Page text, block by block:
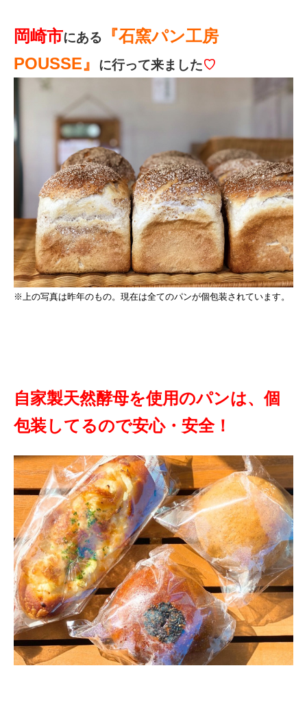
岡崎市にある
『石窯パン工房
POUSSE』
に行って来ました♡
※上の写真は昨年のもの。現在は全てのパンが個包装されています。
自家製天然酵母を使用のパンは、個
包装してるので安心・安全！